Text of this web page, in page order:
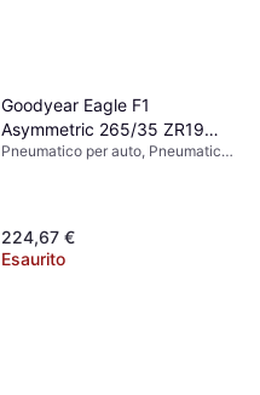
Goodyear Eagle F1
Asymmetric 265/35 ZR19
94Y N0
Pneumatico per auto, Pneumatici
224,67 €
Esaurito